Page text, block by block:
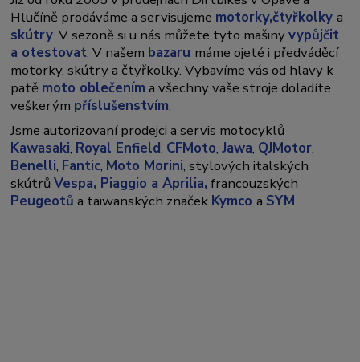
Hlučíně prodáváme a servisujeme motorky,čtyřkolkya
skútry. V sezoně si u nás můžete tyto mašinyvypůjčit
a otestovat. V našem bazaru máme ojeté i předváděcí
motorky, skútry a čtyřkolky. Vybavíme vás od hlavy k
patě moto oblečením a všechny vaše stroje doladíte
veškerým příslušenstvím.
Jsme autorizovaní prodejci a servis motocyklů
Kawasaki, Royal Enfield, CFMoto,Jawa, QJMotor,
Benelli, Fantic, Moto Morini, stylových italských
skútrůVespa, Piaggio a Aprilia, francouzských
Peugeotů a taiwanských značek Kymcoa SYM.